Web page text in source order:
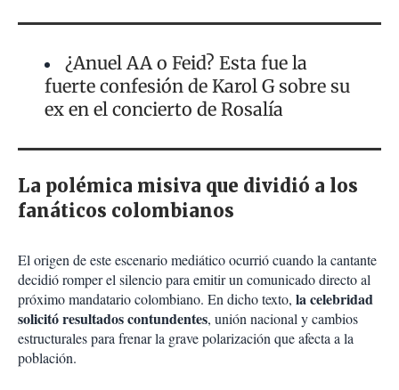
¿Anuel AA o Feid? Esta fue la
fuerte confesión de Karol G sobre su
ex en el concierto de Rosalía
La polémica misiva que dividió a los
fanáticos colombianos
El origen de este escenario mediático ocurrió cuando la cantante
decidió romper el silencio para emitir un comunicado directo al
próximo mandatario colombiano. En dicho texto, la celebridad
solicitó resultados contundentes, unión nacional y cambios
estructurales para frenar la grave polarización que afecta a la
población.